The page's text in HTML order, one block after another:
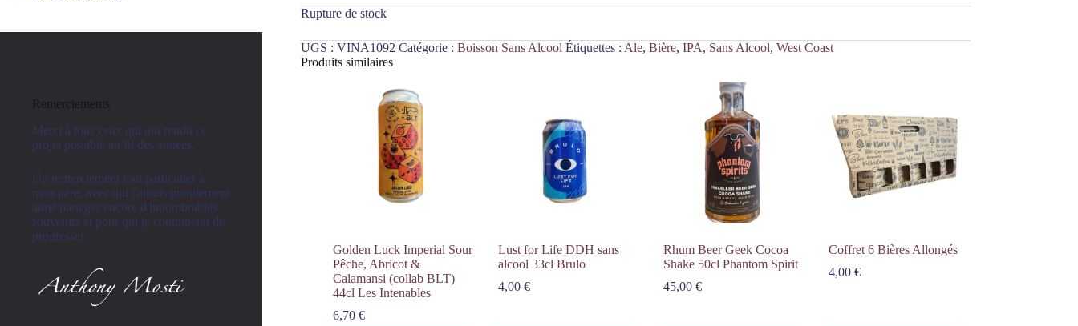
Rupture de stock
UGS : VINA1092 Catégorie : Boisson Sans Alcool Étiquettes : Ale, Bière, IPA, Sans Alcool, West Coast
Produits similaires
Golden Luck Imperial Sour
Pêche, Abricot &
Calamansi (collab BLT)
44cl Les Intenables
6,70 €
Lust for Life DDH sans
alcool 33cl Brulo
4,00€
Rhum Beer Geek Cocoa
Shake 50cl Phantom Spirit
45,00€
Coffret 6 Bières Allongés
4,00€
Remerciements
Merci à tous ceux qui ont rendu ce
projet possible au fil des années.
Un remerciement tout particulier à
mon père, avec qui j'aurais grandement
aimé partager encore d'innombrables
souvenirs et pour qui je continuerai de
progresser.